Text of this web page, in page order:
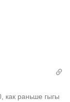
как раньше гыгы